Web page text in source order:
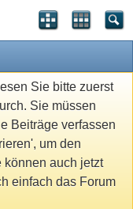
Sie bitte zuerst
Sie müssen
Beiträge verfassen
um den
können auch jetzt
einfach das Forum